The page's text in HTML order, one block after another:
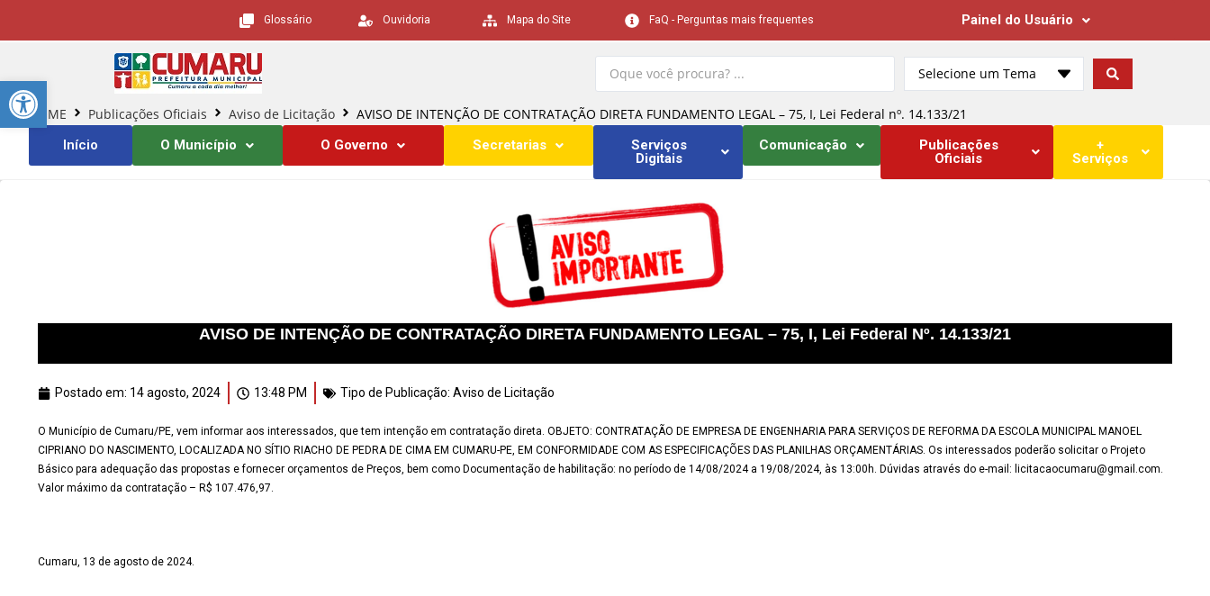
Barra de Ferramentas Aberta
Glossário Ouvidoria Mapa do Site FaQ - Perguntas mais frequentes Painel do Usuário
Selecione um Tema
HOME Publicações Oficiais Aviso de Licitação AVISO DE INTENÇÃO DE CONTRATAÇÃO DIRETA FUNDAMENTO LEGAL – 75, I, Lei Federal nº. 14.133/21
Início O Município O Governo Secretarias
Serviços
Digitais
Comunicação
Publicações
Oficiais
+
Serviços
AVISO DE INTENÇÃO DE CONTRATAÇÃO DIRETA FUNDAMENTO LEGAL – 75, I, Lei Federal Nº. 14.133/21
Postado em: 14 agosto, 2024 13:48 PM Tipo de Publicação: Aviso de Licitação
O Município de Cumaru/PE, vem informar aos interessados, que tem intenção em contratação direta. OBJETO: CONTRATAÇÃO DE EMPRESA DE ENGENHARIA PARA SERVIÇOS DE REFORMA DA ESCOLA MUNICIPAL MANOEL
CIPRIANO DO NASCIMENTO, LOCALIZADA NO SÍTIO RIACHO DE PEDRA DE CIMA EM CUMARU-PE, EM CONFORMIDADE COM AS ESPECIFICAÇÕES DAS PLANILHAS ORÇAMENTÁRIAS. Os interessados poderão solicitar o Projeto
Básico para adequação das propostas e fornecer orçamentos de Preços, bem como Documentação de habilitação: no período de 14/08/2024 a 19/08/2024, às 13:00h. Dúvidas através do e-mail: licitacaocumaru@gmail.com.
Valor máximo da contratação – R$ 107.476,97.
Cumaru, 13 de agosto de 2024.